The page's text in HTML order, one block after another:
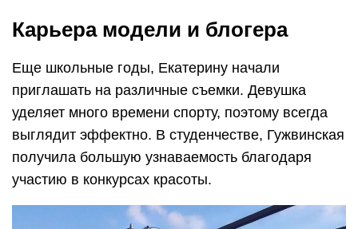
Карьера модели и блогера
Еще школьные годы, Екатерину начали
приглашать на различные съемки. Девушка
уделяет много времени спорту, поэтому всегда
выглядит эффектно. В студенчестве, Гужвинская
получила большую узнаваемость благодаря
участию в конкурсах красоты.